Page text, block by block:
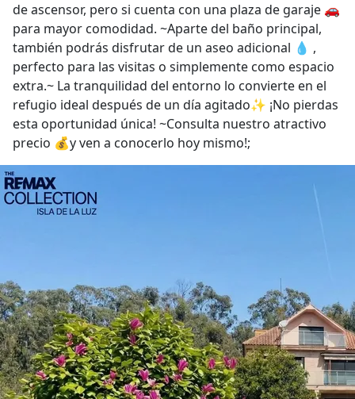
de ascensor, pero si cuenta con una plaza de garaje 🚗
para mayor comodidad. ~Aparte del baño principal,
también podrás disfrutar de un aseo adicional 💧 ,
perfecto para las visitas o simplemente como espacio
extra.~ La tranquilidad del entorno lo convierte en el
refugio ideal después de un día agitado✨ ¡No pierdas
esta oportunidad única! ~Consulta nuestro atractivo
precio 💰y ven a conocerlo hoy mismo!;